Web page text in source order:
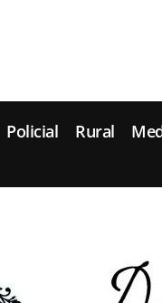
Policial Rural